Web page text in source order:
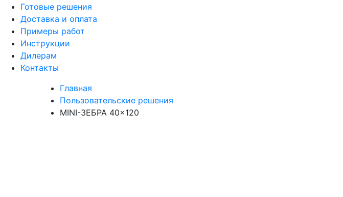
Готовые решения
Доставка и оплата
Примеры работ
Инструкции
Дилерам
Контакты
Главная
Пользовательские решения
MINI-ЗЕБРА 40×120